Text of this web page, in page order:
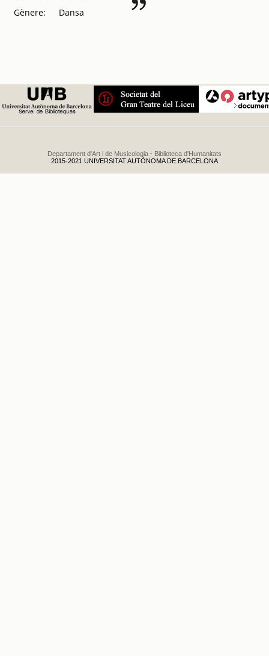
Gènere:
Dansa
Departament d'Art i de Musicologia - Biblioteca d'Humanitats
2015-2021 UNIVERSITAT AUTÒNOMA DE BARCELONA